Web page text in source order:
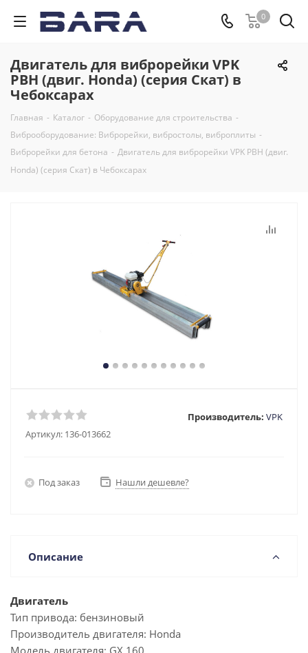
0
Двигатель для виброрейки VPK
РВН (двиг. Honda) (серия Скат) в
Чебоксарах
Главная - Каталог - Оборудование для строительства -
Виброоборудование: Виброрейки, вибростолы, виброплиты -
Виброрейки для бетона - Двигатель для виброрейки VPK РВН (двиг.
Honda) (серия Скат) в Чебоксарах
Артикул: 136-013662
Производитель: VPK
Под заказ Нашли дешевле?
Описание
Двигатель
Тип привода: бензиновый
Производитель двигателя: Honda
Модель двигателя: GX 160